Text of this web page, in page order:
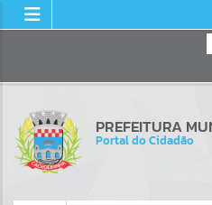
PREFEITURA
Portal do Cidadão